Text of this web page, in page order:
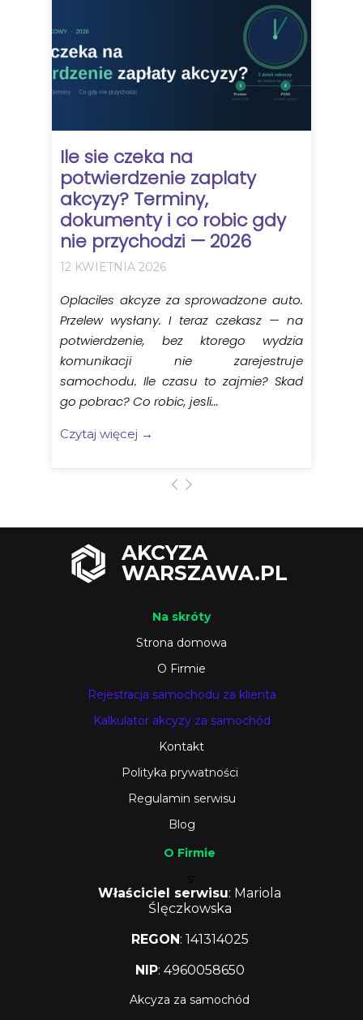
AKCYZA
WARSZAWA.PL
O Firmie
Właściciel serwisu: Mariola
Ślęczkowska
REGON: 141314025
NIP: 4960058650
Akcyza za samochód
Na skróty
Strona domowa
O Firmie
Rejestracja samochodu za klienta
Kalkulator akcyzy za samochód
Kontakt
Polityka prywatności
Regulamin serwisu
Blog
Ile sie czeka na
potwierdzenie zaplaty
akcyzy? Terminy,
dokumenty i co robic gdy
nie przychodzi — 2026
12 KWIETNIA 2026
Oplaciles akcyze za sprowadzone auto.
Przelew wysłany. I teraz czekasz — na
potwierdzenie, bez ktorego wydzia
komunikacji nie zarejestruje
samochodu. Ile czasu to zajmie? Skad
go pobrac? Co robic, jesli...
Czytaj więcej →